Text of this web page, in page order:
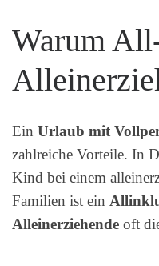
Warum
Ein Urlaub mit
zahlreiche Vorteile. In
Kind bei einem
Familien ist ein
Alleinerziehende oft